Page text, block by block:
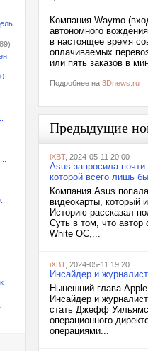
Компания Waymo
автономного
в настоящее время
оплачиваемых
или пять заказов в
Подробнее на 3Dnews.ru
Предыдущие
iXBT, 2024-05-11 20:00
Asus запросила
которой всего лишь
Компания Asus
видеокарты, который
Историю рассказал
Суть в том, что автор
White OC,...
iXBT, 2024-05-11 19:20
Инсайдер и
Нынешний глава
Инсайдер и
стать Джефф Уильямс
операционного
операциями...